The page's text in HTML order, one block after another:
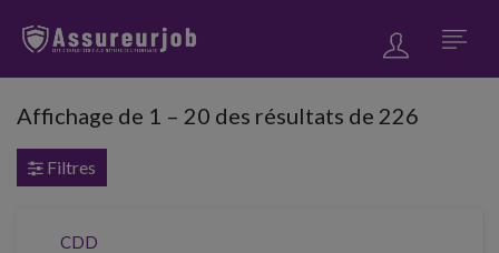
Affichage de 1 – 20 des résultats de 226
Filtres
CDD